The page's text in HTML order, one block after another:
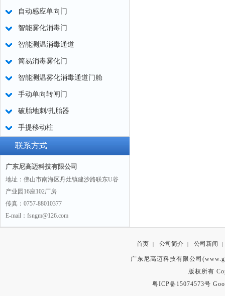
自动感应单向门
智能雾化消毒门
智能测温消毒通道
简易消毒雾化门
智能测温雾化消毒通道门舱
手动单向转闸门
破胎地刺/扎胎器
手提移动柱
联系方式
广东尼高迈科技有限公司
地址：佛山市南海区丹灶镇建沙路联东U谷
产业园16座102厂房
传真：0757-88010377
E-mail：fsngm@126.com
首页 | 公司简介 | 公司新闻 |
广东尼高迈科技有限公司
版权所有
粤ICP备15074573号